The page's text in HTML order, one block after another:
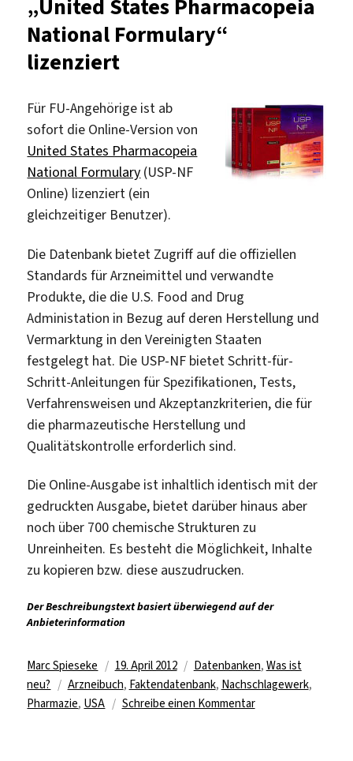
lizenziert
„United States Pharmacopeia
National Formulary“
lizenziert
Für FU-Angehörige ist ab
sofort die Online-Version von
United States Pharmacopeia
National Formulary (USP-NF
Online) lizenziert (ein
gleichzeitiger Benutzer).
Die Datenbank bietet Zugriff auf die offiziellen
Standards für Arzneimittel und verwandte
Produkte, die die U.S. Food and Drug
Administation in Bezug auf deren Herstellung und
Vermarktung in den Vereinigten Staaten
festgelegt hat. Die USP-NF bietet Schritt-für-
Schritt-Anleitungen für Spezifikationen, Tests,
Verfahrensweisen und Akzeptanzkriterien, die für
die pharmazeutische Herstellung und
Qualitätskontrolle erforderlich sind.
Die Online-Ausgabe ist inhaltlich identisch mit der
gedruckten Ausgabe, bietet darüber hinaus aber
noch über 700 chemische Strukturen zu
Unreinheiten. Es besteht die Möglichkeit, Inhalte
zu kopieren bzw. diese auszudrucken.
Der Beschreibungstext basiert überwiegend auf der
Anbieterinformation
Autor
Marc Spieseke
Veröffentlicht
am
19. April 2012 Kategorien
Datenbanken, Was ist
neu?
Schlagwörter
Arzneibuch, Faktendatenbank, Nachschlagewerk,
Pharmazie, USA Schreibe einen Kommentarzu